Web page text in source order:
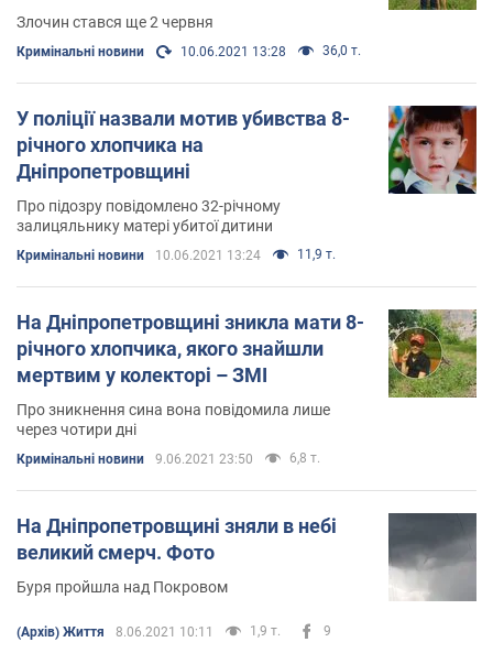
Злочин стався ще 2 червня
Кримінальні новини 10.06.2021 13:28 36,0 т.
У поліції назвали мотив убивства 8-
річного хлопчика на
Дніпропетровщині
Про підозру повідомлено 32-річному
залицяльнику матері убитої дитини
Кримінальні новини 10.06.2021 13:24 11,9 т.
На Дніпропетровщині зникла мати 8-
річного хлопчика, якого знайшли
мертвим у колекторі – ЗМІ
Про зникнення сина вона повідомила лише
через чотири дні
Кримінальні новини 9.06.2021 23:50 6,8 т.
На Дніпропетровщині зняли в небі
великий смерч. Фото
Буря пройшла над Покровом
(Архів) Життя 8.06.2021 10:11 1,9 т. 9